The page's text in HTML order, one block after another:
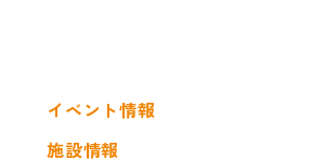
イベント情報
施設情報